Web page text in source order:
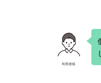
利用者様